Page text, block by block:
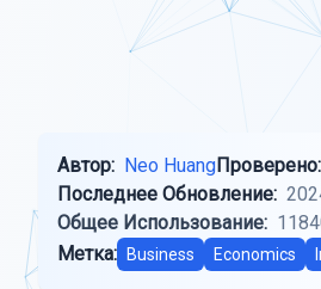
Автор: Neo HuangПроверено:
Последнее Обновление:
Общее Использование:
Метка:
Business Economics